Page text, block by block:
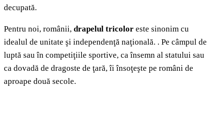
decupată.
Pentru noi, românii, drapelul tricolor este sinonim cu
idealul de unitate şi independenţă naţională. . Pe câmpul de
luptă sau în competiţiile sportive, ca însemn al statului sau
ca dovadă de dragoste de ţară, îi însoţeşte pe români de
aproape două secole.